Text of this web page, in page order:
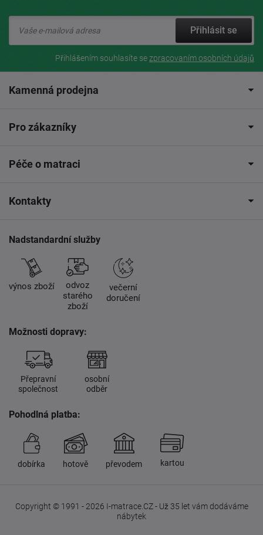
Přihlásit se
Přihlášením souhlasíte sezpracovaním osobních údajů
Kamenná prodejna
Pro zákazníky
Péče o matraci
Kontakty
Nadstandardní služby
výnos zboží
odvoz
starého
zboží
večerní
doručení
Možnosti dopravy:
Přepravní
společnost
osobní
odběr
Pohodlná platba:
dobírka hotově převodem kartou
Copyright © 1991 - 2026 I-matrace.CZ - Už 35 let vám dodáváme
nábytek